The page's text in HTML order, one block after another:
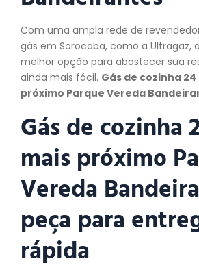
Com uma ampla rede de
gás em Sorocaba, como a Ultragaz,
melhor opção para abastecer sua
ainda mais fácil. Gás de cozinha
próximo Parque Vereda
Gás de cozinha
mais próximo
Vereda
peça para
rápida